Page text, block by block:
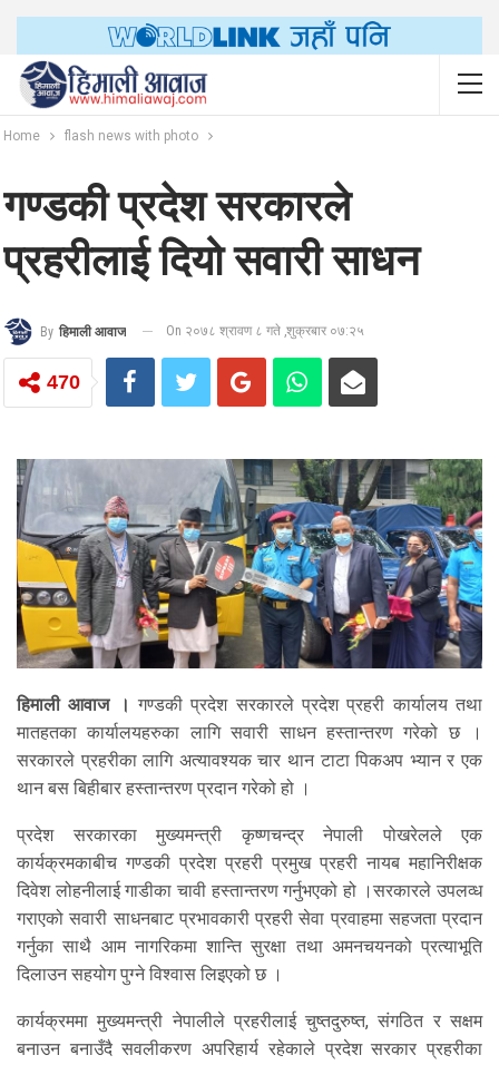
Home flash news with photo
गण्डकी प्रदेश सरकारले
प्रहरीलाई दियो सवारी साधन
By हिमाली आवाज On २०७८ श्रावण ८ गते ,शुक्रबार ०७:२५
470
हिमाली आवाज । गण्डकी प्रदेश सरकारले प्रदेश प्रहरी कार्यालय तथा
मातहतका कार्यालयहरुका लागि सवारी साधन हस्तान्तरण गरेको छ ।
सरकारले प्रहरीका लागि अत्यावश्यक चार थान टाटा पिकअप भ्यान र एक
थान बस बिहीबार हस्तान्तरण प्रदान गरेको हो ।
प्रदेश सरकारका मुख्यमन्त्री कृष्णचन्द्र नेपाली पोखरेलले एक
कार्यक्रमकाबीच गण्डकी प्रदेश प्रहरी प्रमुख प्रहरी नायब महानिरीक्षक
दिवेश लोहनीलाई गाडीका चावी हस्तान्तरण गर्नुभएको हो ।सरकारले उपलव्ध
गराएको सवारी साधनबाट प्रभावकारी प्रहरी सेवा प्रवाहमा सहजता प्रदान
गर्नुका साथै आम नागरिकमा शान्ति सुरक्षा तथा अमनचयनको प्रत्याभूति
दिलाउन सहयोग पुग्ने विश्वास लिइएको छ ।
कार्यक्रममा मुख्यमन्त्री नेपालीले प्रहरीलाई चुष्तदुरुष्त, संगठित र सक्षम
बनाउन बनाउँदै सवलीकरण अपरिहार्य रहेकाले प्रदेश सरकार प्रहरीका